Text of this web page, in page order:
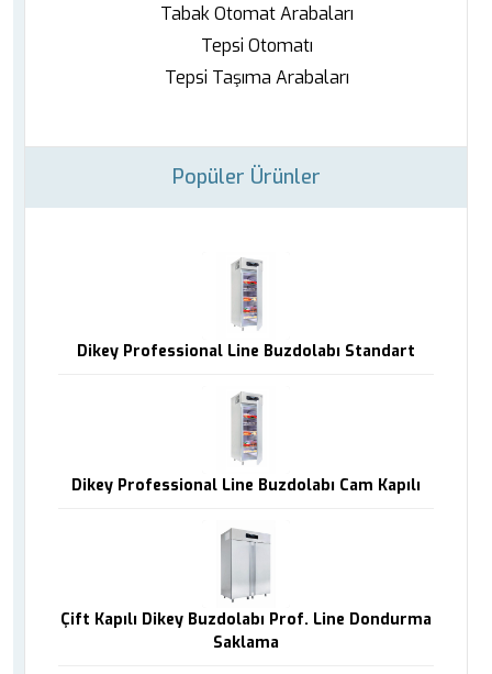
Tabak Otomat Arabaları
Tepsi Otomatı
Tepsi Taşıma Arabaları
Popüler Ürünler
Dikey Professional Line Buzdolabı Standart
Dikey Professional Line Buzdolabı Cam Kapılı
Çift Kapılı Dikey Buzdolabı Prof. Line Dondurma
Saklama